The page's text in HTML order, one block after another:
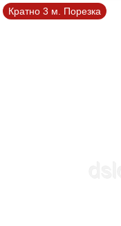
Кратно 3 м. Порезка